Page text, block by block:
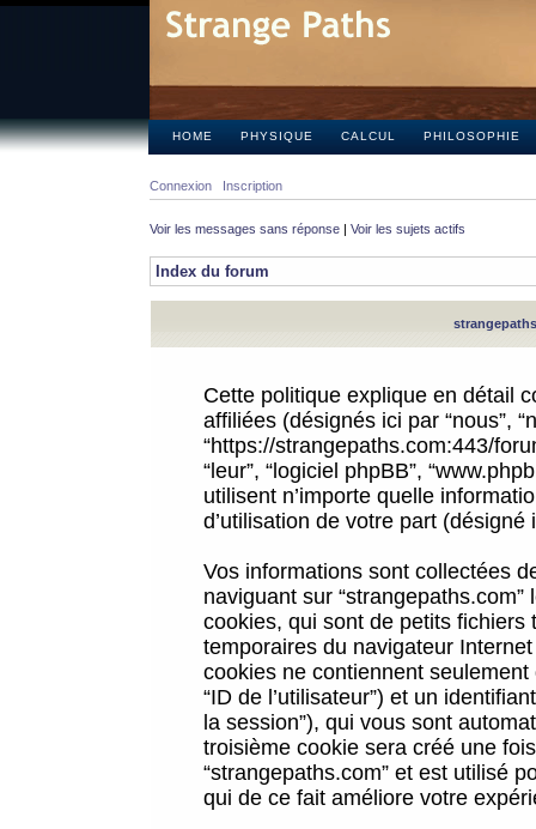
HOME PHYSIQUE CALCUL PHILOSOPHIE
Connexion Inscription
Voir les messages sans réponse | Voir les sujets actifs
Index du forum
Cette politique explique en détail
affiliées (désignés ici par “nous”,
“https://strangepaths.com:443/
“leur”, “logiciel phpBB”,
utilisent n’importe quelle
d’utilisation de votre part (désigné
Vos informations sont collectées
naviguant sur
cookies, qui sont de petits
temporaires du navigateur
cookies ne contiennent
“ID de l’utilisateur”) et un
la session”), qui vous sont
troisième cookie sera créé une
“strangepaths.com” et est utilisé
qui de ce fait améliore votre